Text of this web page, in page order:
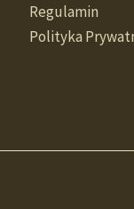
Regulamin
Polityka